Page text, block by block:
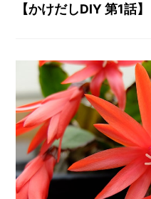
【かけだしDIY 第1話】